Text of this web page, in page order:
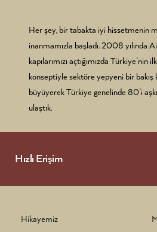
Her şey, bir tabakta iyi hissetmenin
inanmamızla başladı. 2008 yılında
kapılarımızı açtığımızda Türkiye’nin
konseptiyle sektöre yepyeni bir bakış
büyüyerek Türkiye genelinde 80’i
ulaştık.
Hızlı Erişim
Hikayemiz